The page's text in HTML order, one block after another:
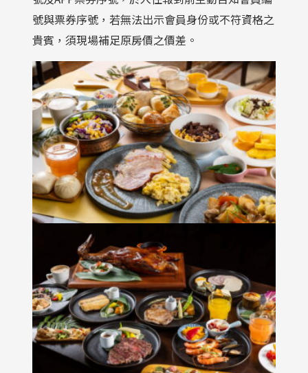
號與票券序號，若無法出示會員身份或不符資格之
貴賓，須現場補足原房價之價差。